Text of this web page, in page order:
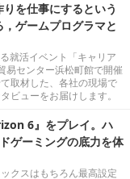
りを仕事にするという
ゲームプログラマと
就活イベント「キャリア
易センター浜松町館で開催
取材した、各社の現場で
ビューをお届けします。
6』をプレイ。ハ
ゲーミングの底力を体
クスはもちろん最高設定